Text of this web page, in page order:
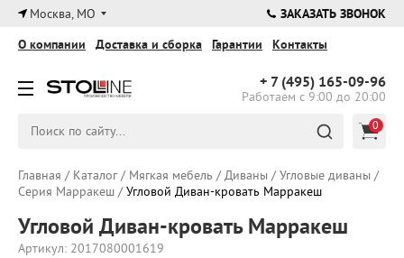
×
Москва, МО ЗАКАЗАТЬ ЗВОНОК
+ 7 (495) 165-09-96
Работаем с 9:00 до 20:00
О компании Доставка и сборка Гарантии Контакты
0
Главная / Каталог/ Мягкая мебель /Диваны /Угловые диваны /
Серия Марракеш /Угловой Диван-кровать Марракеш
Угловой Диван-кровать Марракеш
Артикул: 2017080001619